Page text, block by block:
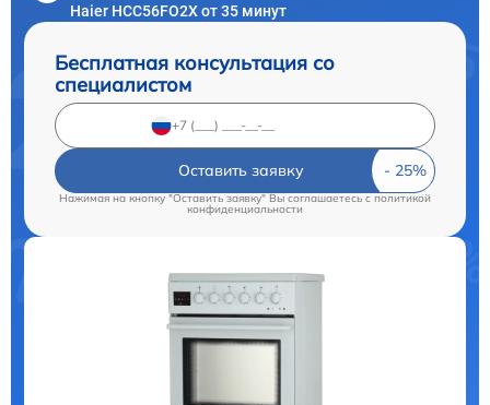
Haier HCC56FO2X от 35 минут
Бесплатная консультация со
специалистом
Оставить заявку
Нажимая на кнопку "Оставить заявку" Вы соглашаетесь cполитикой
конфиденциальности